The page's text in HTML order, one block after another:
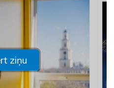
ziņu